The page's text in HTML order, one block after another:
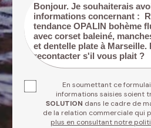
En soumettant ce
informations saisies soient
SOLUTION dans le cadre de
de la relation commerciale qui
plus en consultant notre